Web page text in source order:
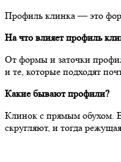
Профиль клинка — это
На что влияет профиль
От формы и заточки
и те, которые подходят
Какие бывают профили?
Клинок с прямым обухом.
скругляют, и тогда